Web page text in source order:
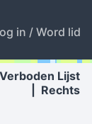
in / Word lid
Lijst
Rechts